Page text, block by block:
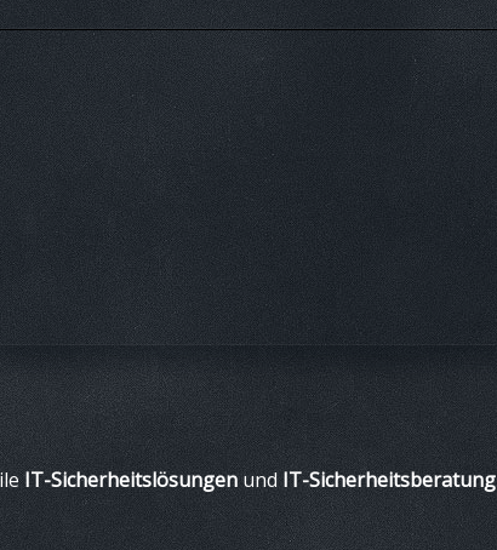
IT-SicherheitslösungenundIT-Sicherheitsberatung